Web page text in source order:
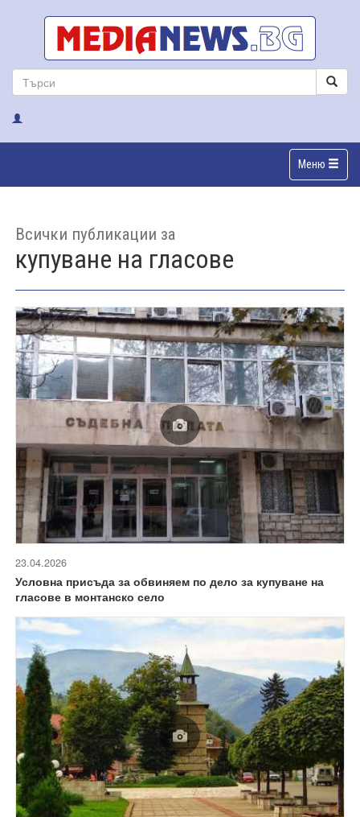
Меню
Всички публикации за
купуване на гласове
23.04.2026
Условна присъда за обвиняем по дело за купуване на
гласове в монтанско село